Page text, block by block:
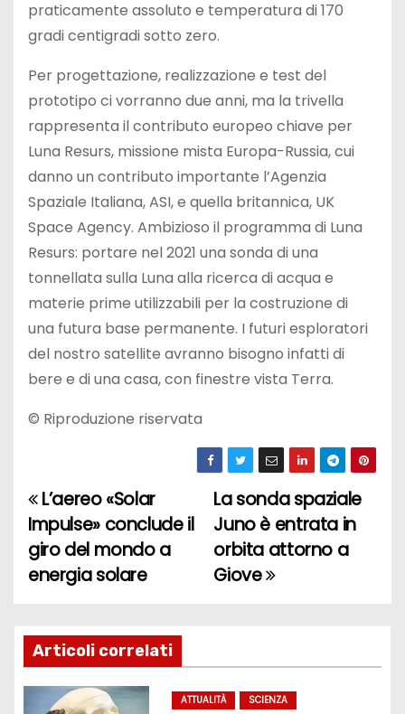
praticamente assoluto e temperatura di 170
gradi centigradi sotto zero.
Per progettazione, realizzazione e test del
prototipo ci vorranno due anni, ma la trivella
rappresenta il contributo europeo chiave per
Luna Resurs, missione mista Europa-Russia, cui
danno un contributo importante l’Agenzia
Spaziale Italiana, ASI, e quella britannica, UK
Space Agency. Ambizioso il programma di Luna
Resurs: portare nel 2021 una sonda di una
tonnellata sulla Luna alla ricerca di acqua e
materie prime utilizzabili per la costruzione di
una futura base permanente. I futuri esploratori
del nostro satellite avranno bisogno infatti di
bere e di una casa, con finestre vista Terra.
© Riproduzione riservata
N
a
v
g
a
La sonda spaziale
Juno è entrata in
orbita attorno a
Giove
L’aereo «Solar
Impulse» conclude il
giro del mondo a
energia solare
Articoli correlati
ATTUALITÀ SCIENZA